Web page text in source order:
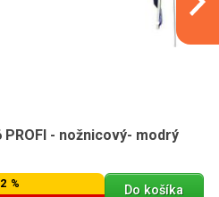
- nožnicový- modrý
% Do košíka